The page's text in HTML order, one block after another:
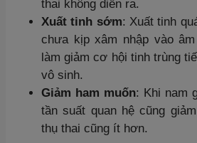
thai không diễn ra.
Xuất tinh sớm: Xuất tinh
chưa kịp xâm nhập vào
làm giảm cơ hội tinh trùng
vô sinh.
Giảm ham muốn: Khi nam
tần suất quan hệ cũng
thụ thai cũng ít hơn.